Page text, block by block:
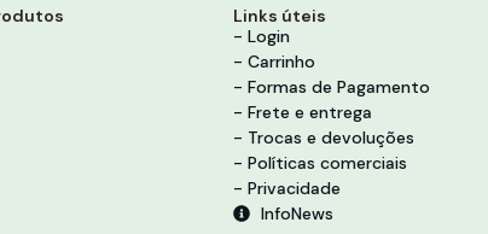
Links úteis
- Login
- Carrinho
- Formas de Pagamento
- Frete e entrega
- Trocas e devoluções
- Políticas comerciais
- Privacidade
InfoNews